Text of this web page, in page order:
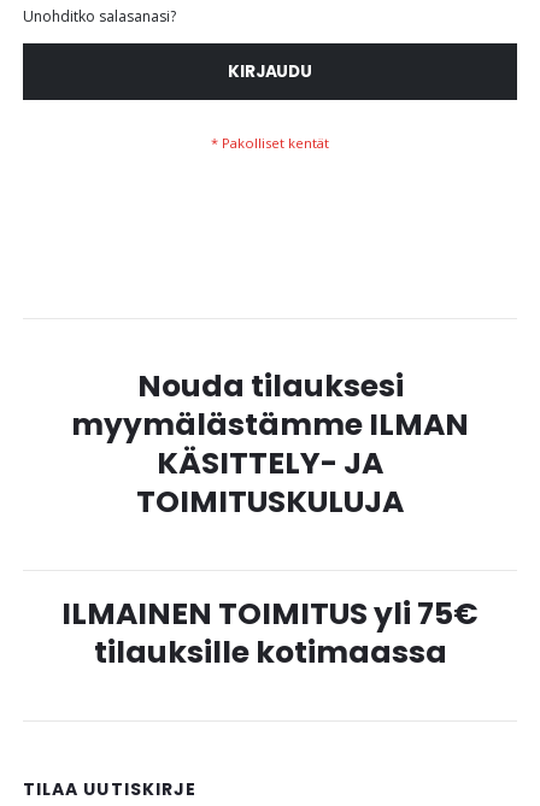
Unohditko salasanasi?
KIRJAUDU
Nouda tilauksesi
myymälästämme ILMAN
KÄSITTELY- JA
TOIMITUSKULUJA
ILMAINEN TOIMITUS yli 75€
tilauksille kotimaassa
TILAA UUTISKIRJE